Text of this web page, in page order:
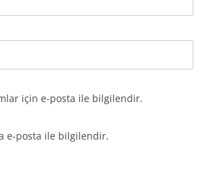
için e-posta ile bilgilendir.
e-posta ile bilgilendir.